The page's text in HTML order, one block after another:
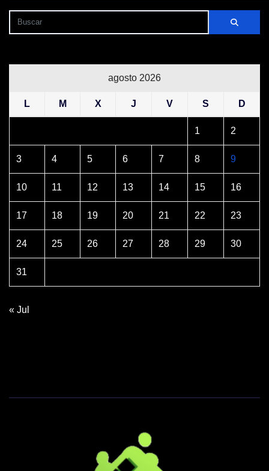
agosto 2026
L M X J V S D
1 2
3 4 5 6 7 8 9
10 11 12 13 14 15 16
17 18 19 20 21 22 23
24 25 26 27 28 29 30
31
« Jul